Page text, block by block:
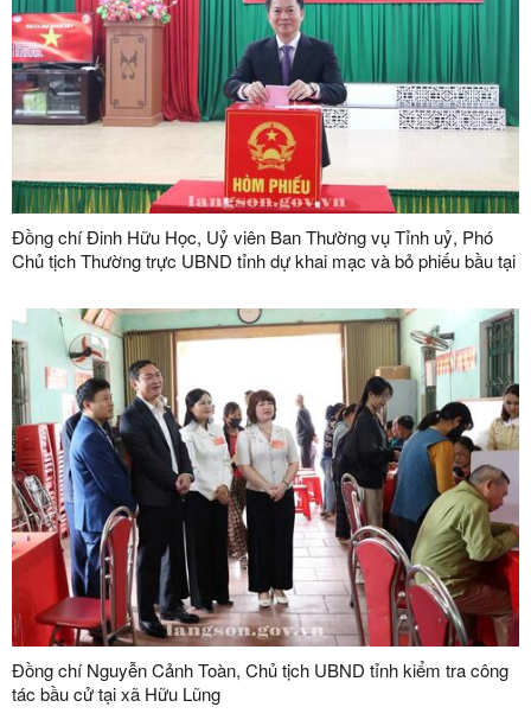
Đồng chí Đinh Hữu Học, Uỷ viên Ban Thường vụ Tỉnh uỷ, Phó
Chủ tịch Thường trực UBND tỉnh dự khai mạc và bỏ phiếu bầu tại
Đồng chí Nguyễn Cảnh Toàn, Chủ tịch UBND tỉnh kiểm tra công
tác bầu cử tại xã Hữu Lũng